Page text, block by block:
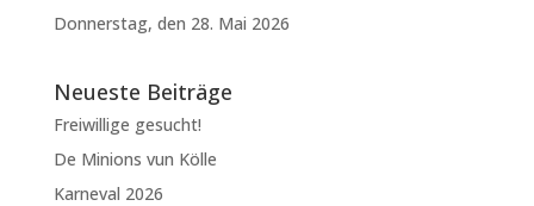
Donnerstag, den 28. Mai 2026
Neueste Beiträge
Freiwillige gesucht!
De Minions vun Kölle
Karneval 2026